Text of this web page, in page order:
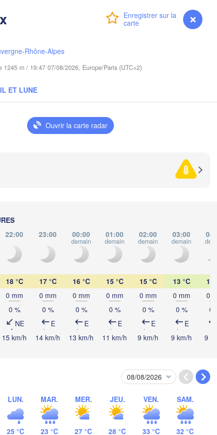
Connexion Premium myVentusky Prévisions
Rhône-Alpes
1245 m / 19:47 07/08/2026, Europe/Paris (UTC+2)
ET LUNE
Ouvrir la carte radar
22:00 23:00 00:00
demain
01:00
demain
02:00
demain
03:00
demain
18 °C
0 mm
0 %
NE
15 km/h
17 °C
0 mm
0 %
E
14 km/h
16 °C
0 mm
0 %
E
13 km/h
15 °C
0 mm
0 %
E
11 km/h
15 °C
0 mm
0 %
E
9 km/h
13 °C
0 mm
0 %
E
9 km/h
13
0
0
9
LUN.
25 °C
MAR.
23 °C
MER.
27 °C
JEU.
28 °C
VEN.
33 °C
SAM.
32 °C
Praha
Łódź
Brno
POLOGNE
Београд
(Beograd)
Скопје
Debrecen
Ниш
(Niš)
Sarajevo
Pescara Podgorica
Split
Banja Luka
SERBIE
CROATIE
HERZÉGOVINE
ALBANIE
(Larissa)
GRÈCE